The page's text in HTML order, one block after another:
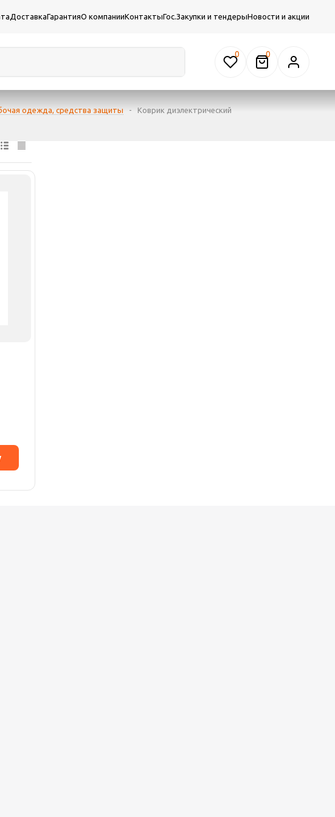
ДоставкаГарантияО компанииКонтактыГос.Закупки и тендерыНовости и акции
0
одежда, средства защиты - Коврик диэлектрический